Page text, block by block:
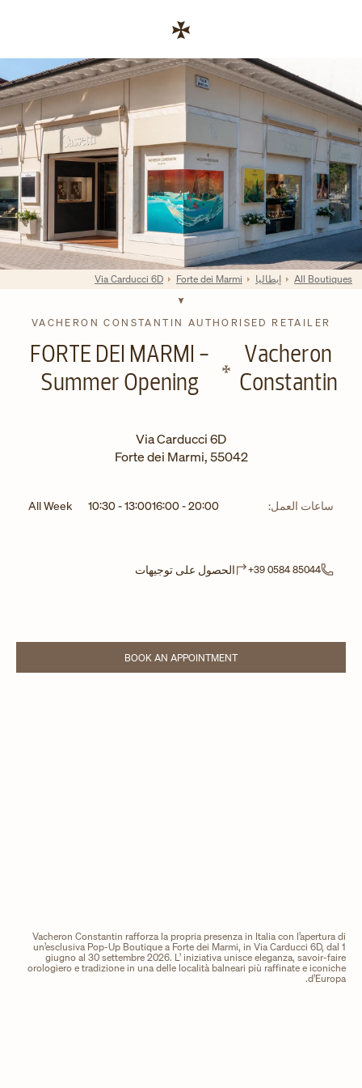
Return to Nav
VACHERON CONSTANTIN AUTHORISED RETAILER
Vacheron
Constantin
FORTE DEI MARMI -
Summer Opening
Via Carducci 6D
Forte dei Marmi,55042
ساعات العمل: All Week 10:30-13:0016:00-20:00
+39 0584 85044 الحصول على توجيهات
BOOK AN APPOINTMENT
LINK OPENS IN NEW TAB
Vacheron Constantin rafforza la propria presenza in Italia con l’apertura di
un’esclusiva Pop-Up Boutique a Forte dei Marmi, in Via Carducci 6D, dal 1
giugno al 30 settembre 2026. L’ iniziativa unisce eleganza, savoir-faire
orologiero e tradizione in una delle località balneari più raffinate e iconiche
d’Europa.
All Boutiques إيطاليا Forte dei Marmi
Via Carducci 6D